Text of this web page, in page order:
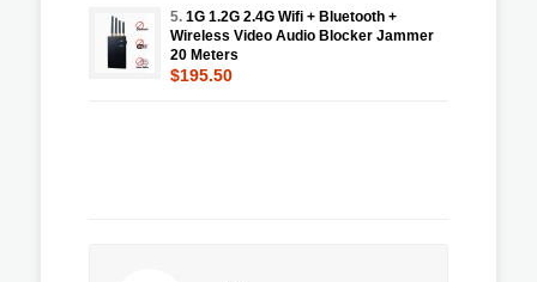
5. 1G 1.2G 2.4G Wifi + Bluetooth +
Wireless Video Audio Blocker Jammer
20 Meters
$195.50